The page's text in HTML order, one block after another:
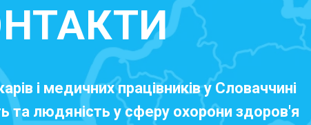
і медичних працівників у Словаччині
та людяність у сферу охорони здоров'я